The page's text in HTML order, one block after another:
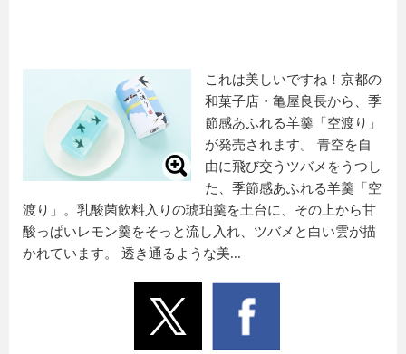
これは美しいですね！京都の
和菓子店・亀屋良長から、季
節感あふれる羊羹「空渡り」
が発売されます。 青空を自
由に飛び交うツバメをうつし
た、季節感あふれる羊羹「空
渡り」。乳酸菌飲料入りの琥珀羹を土台に、その上から甘
酸っぱいレモン羹をそっと流し入れ、ツバメと白い雲が描
かれています。 透き通るような美...